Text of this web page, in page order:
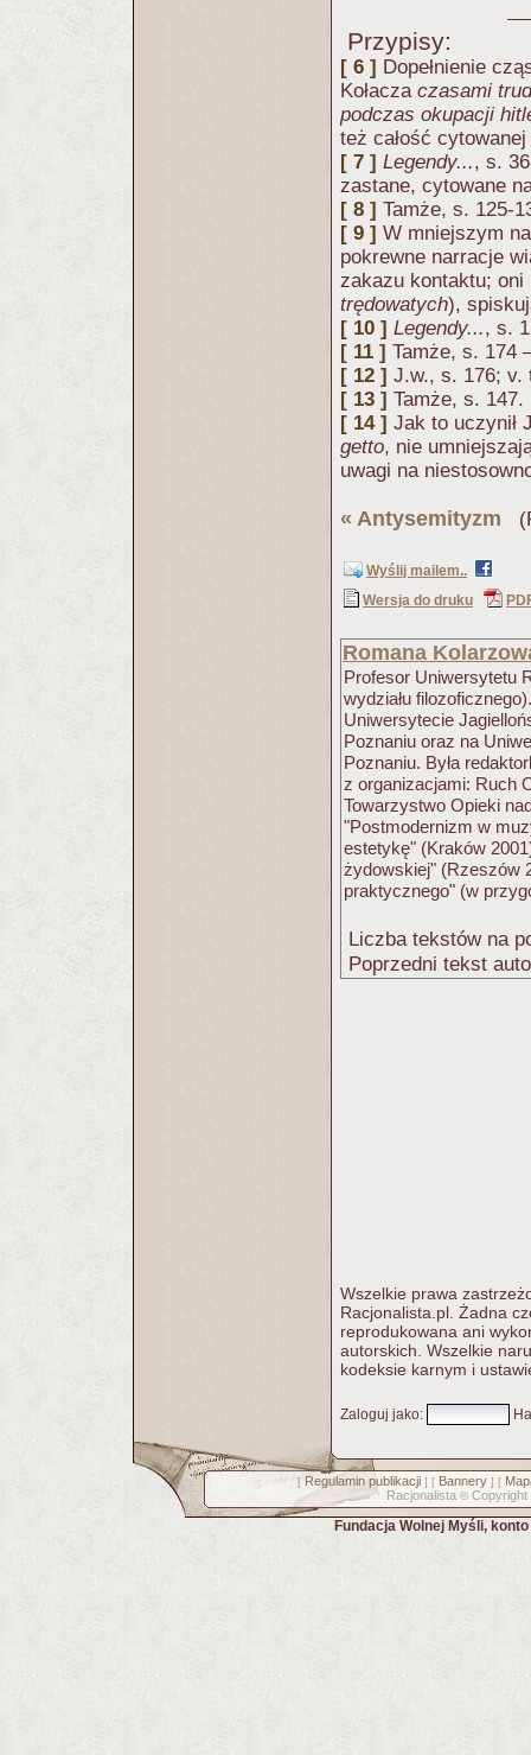
Przypisy:
[ 6 ] Dopełnienie
Kołacza czasami
podczas okupacji
też całość
[ 7 ] Legendy..., s.
zastane, cytowane
[ 8 ] Tamże, s. 125-
[ 9 ] W mniejszym
pokrewne narracje
zakazu kontaktu;
trędowatych),
[ 10 ] Legendy..., s.
[ 11 ] Tamże, s. 174
[ 12 ] J.w., s. 176; v.
[ 13 ] Tamże, s. 147.
[ 14 ] Jak to uczynił
getto, nie
uwagi na
« Antysemityzm
Wyślij mailem..
Wersja do druku
Romana
Profesor Uniwersytetu
wydziału
Uniwersytecie
Poznaniu oraz na
Poznaniu. Była
z organizacjami: Ruch
Towarzystwo Opieki
"Postmodernizm w
estetykę" (Kraków
żydowskiej" (Rzeszów
praktycznego" (w
Liczba tekstów na
Poprzedni tekst
Wszelkie prawa
Racjonalista.pl. Żadna
reprodukowana ani
autorskich. Wszelkie
kodeksie karnym i
Zaloguj jako:
[ Regulamin publikacji] [ Bannery] [
Racjonalista © Copyright
Fundacja Wolnej Myśli,